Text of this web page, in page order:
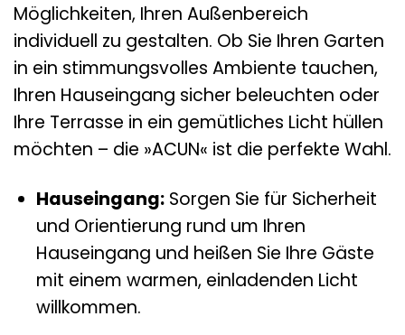
Möglichkeiten, Ihren Außenbereich
individuell zu gestalten. Ob Sie Ihren Garten
in ein stimmungsvolles Ambiente tauchen,
Ihren Hauseingang sicher beleuchten oder
Ihre Terrasse in ein gemütliches Licht hüllen
möchten – die »ACUN« ist die perfekte Wahl.
Hauseingang:Sorgen Sie für Sicherheit
und Orientierung rund um Ihren
Hauseingang und heißen Sie Ihre Gäste
mit einem warmen, einladenden Licht
willkommen.